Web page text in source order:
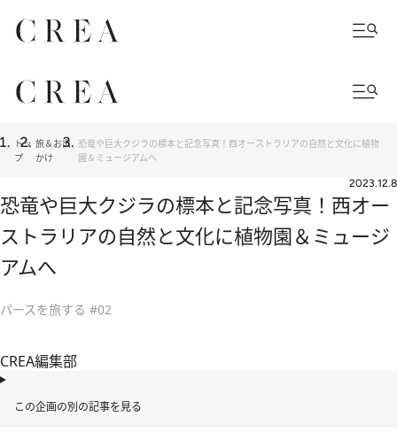
トッ
プ
旅＆お出
かけ
恐竜や巨大クジラの標本と記念写真！西オーストラリアの自然と文化に植物
園＆ミュージアムへ
2023.12.8
恐竜や巨大クジラの標本と記念写真！西オー
ストラリアの自然と文化に植物園＆ミュージ
アムへ
パースを旅する #02
CREA編集部
この企画の別の記事を見る